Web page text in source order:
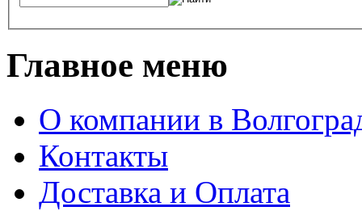
Главное меню
О компании в
Контакты
Доставка и Оплата